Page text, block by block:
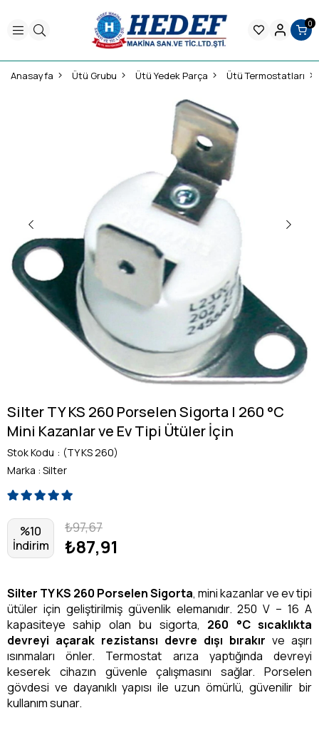
0
Anasayfa Ütü Grubu Ütü Yedek Parça Ütü Termostatları
Silter TY KS 260 Porselen Sigorta | 260 °C
Mini Kazanlar ve Ev Tipi Ütüler İçin
Stok Kodu
(TY KS 260)
Marka : Silter
%10
İndirim
₺97,67
₺87,91
Silter TY KS 260 Porselen Sigorta, mini kazanlar ve ev tipi
ütüler için geliştirilmiş güvenlik elemanıdır. 250 V – 16 A
kapasiteye sahip olan bu sigorta, 260 °C sıcaklıkta
devreyi açarak rezistansı devre dışı bırakır ve aşırı
ısınmaları önler. Termostat arıza yaptığında devreyi
keserek cihazın güvenle çalışmasını sağlar. Porselen
gövdesi ve dayanıklı yapısı ile uzun ömürlü, güvenilir bir
kullanım sunar.